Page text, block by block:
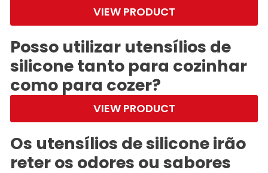
VIEW PRODUCT
Posso utilizar utensílios de
silicone tanto para cozinhar
como para cozer?
VIEW PRODUCT
Os utensílios de silicone irão
reter os odores ou sabores